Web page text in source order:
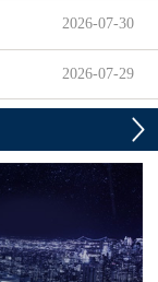
2026-07-30
2026-07-29